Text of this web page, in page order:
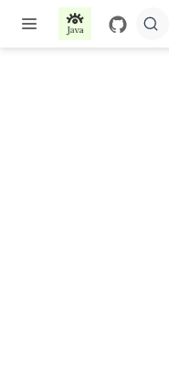
跳至主要內容